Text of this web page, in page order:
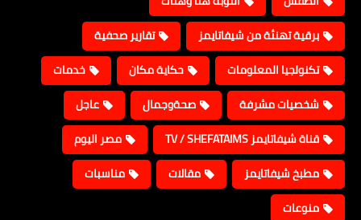
برقية تهنئة من شيفاتايمز
تقارير صحفية
تكنولجيا المعلومات
حكاية مكان
خدمات
شخصيات مشرفة
صحةوجمال
عاجل
قناة شيفاتايمز TV / SHEFATAIMS
مصر اليوم
مطبخ شيفاتايمز
مقالات
مناسبات
منوعات